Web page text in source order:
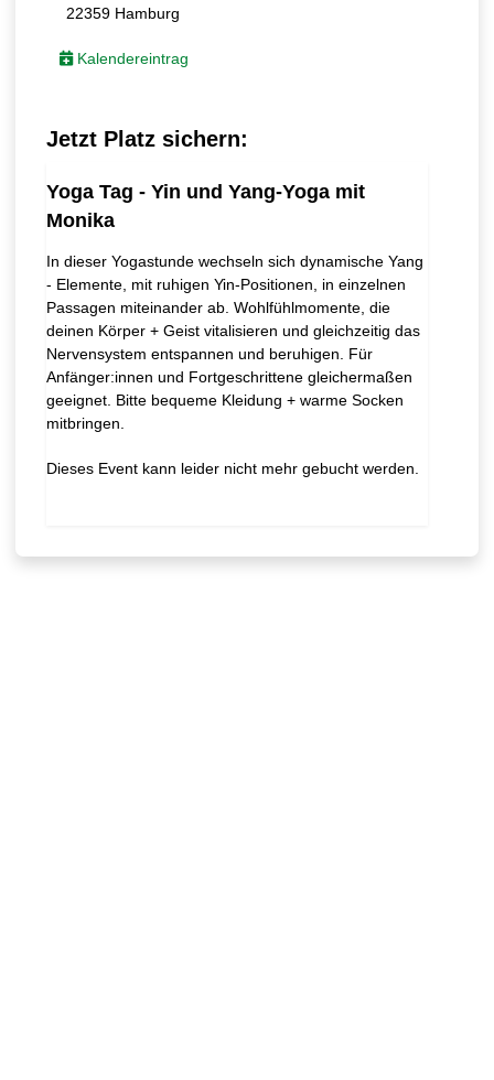
22359 Hamburg
Kalendereintrag
Jetzt Platz sichern:
Yoga Tag - Yin und Yang-Yoga mit
Monika
In dieser Yogastunde wechseln sich dynamische Yang
- Elemente, mit ruhigen Yin-Positionen, in einzelnen
Passagen miteinander ab. Wohlfühlmomente, die
deinen Körper + Geist vitalisieren und gleichzeitig das
Nervensystem entspannen und beruhigen. Für
Anfänger:innen und Fortgeschrittene gleichermaßen
geeignet. Bitte bequeme Kleidung + warme Socken
mitbringen.
Dieses Event kann leider nicht mehr gebucht werden.